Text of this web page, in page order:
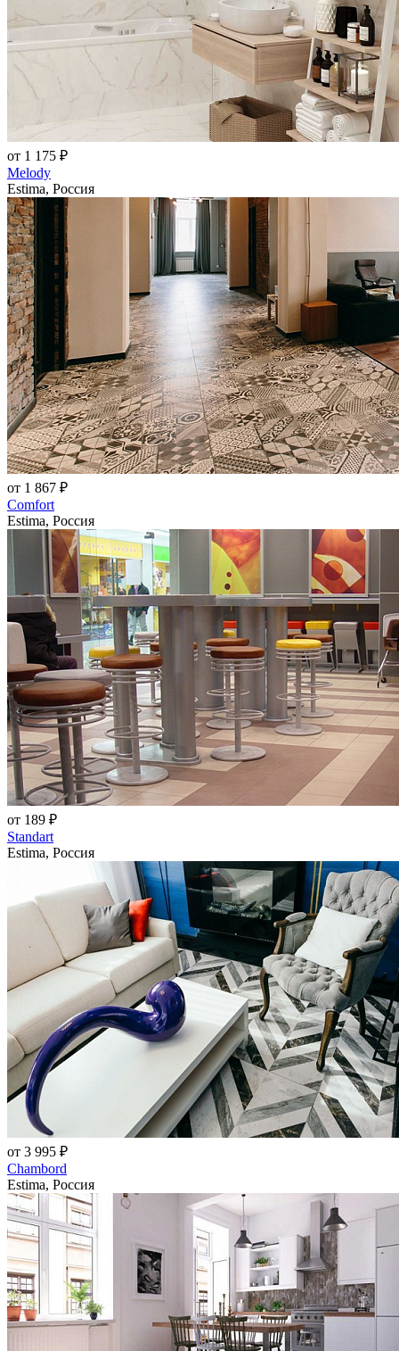
от 1 175 ₽
Melody
Estima, Россия
от 1 867 ₽
Comfort
Estima, Россия
от 189 ₽
Standart
Estima, Россия
от 3 995 ₽
Chambord
Estima, Россия